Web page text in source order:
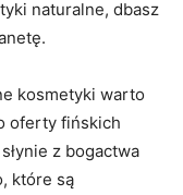
naturalne, dbasz
kosmetyki warto
oferty fińskich
z‍ bogactwa
które są